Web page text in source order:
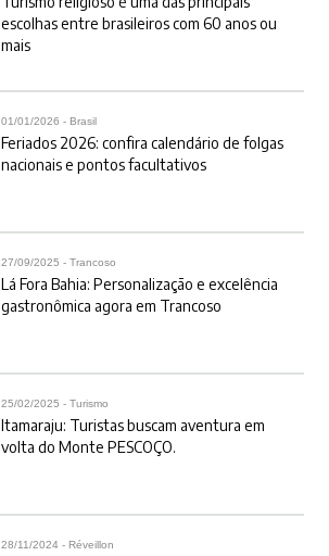
escolhas entre brasileiros com 60 anos ou
mais
01/01/2026 - Brasil
Feriados 2026: confira calendário de folgas
nacionais e pontos facultativos
27/09/2025 - Trancoso
Lá Fora Bahia: Personalização e excelência
gastronômica agora em Trancoso
25/02/2025 - Turismo
Itamaraju: Turistas buscam aventura em
volta do Monte PESCOÇO.
28/11/2024 - Réveillon